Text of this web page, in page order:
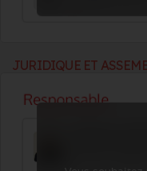
JURIDIQUE ET